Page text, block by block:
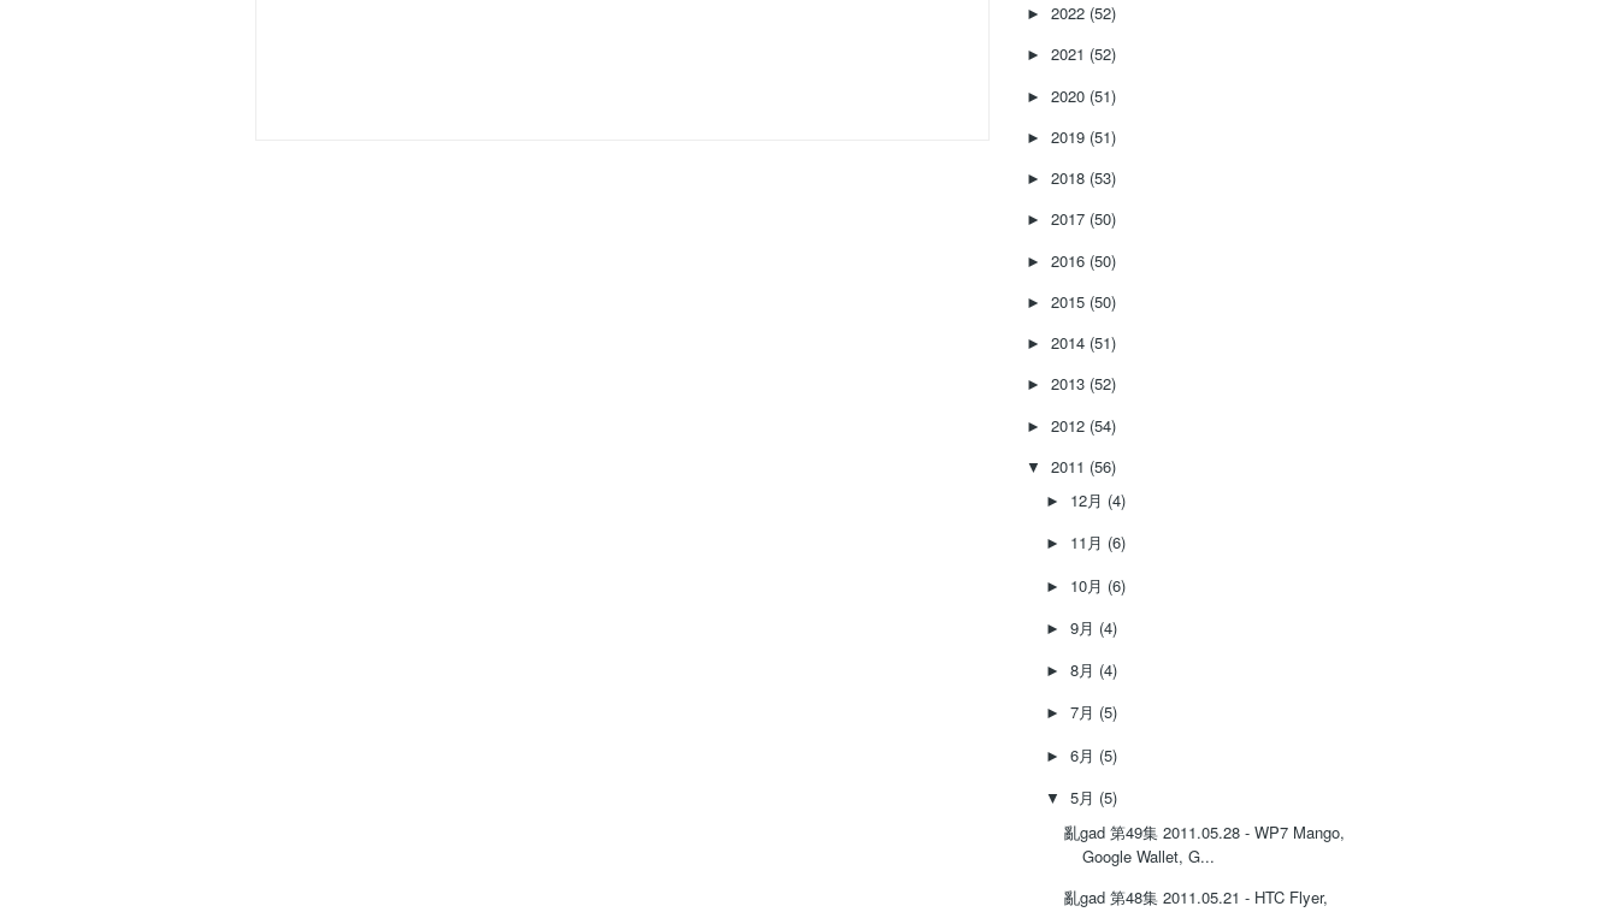
► 2022 (52)
► 2021 (52)
► 2020 (51)
► 2019 (51)
► 2018 (53)
► 2017 (50)
► 2016 (50)
► 2015 (50)
► 2014 (51)
► 2013 (52)
► 2012 (54)
▼ 2011 (56)
► 12月 (4)
► 11月 (6)
► 10月 (6)
► 9月 (4)
► 8月 (4)
► 7月 (5)
► 6月 (5)
▼ 5月 (5)
亂gad 第49集 2011.05.28 - WP7 Mango,
Google Wallet, G...
亂gad 第48集 2011.05.21 - HTC Flyer,